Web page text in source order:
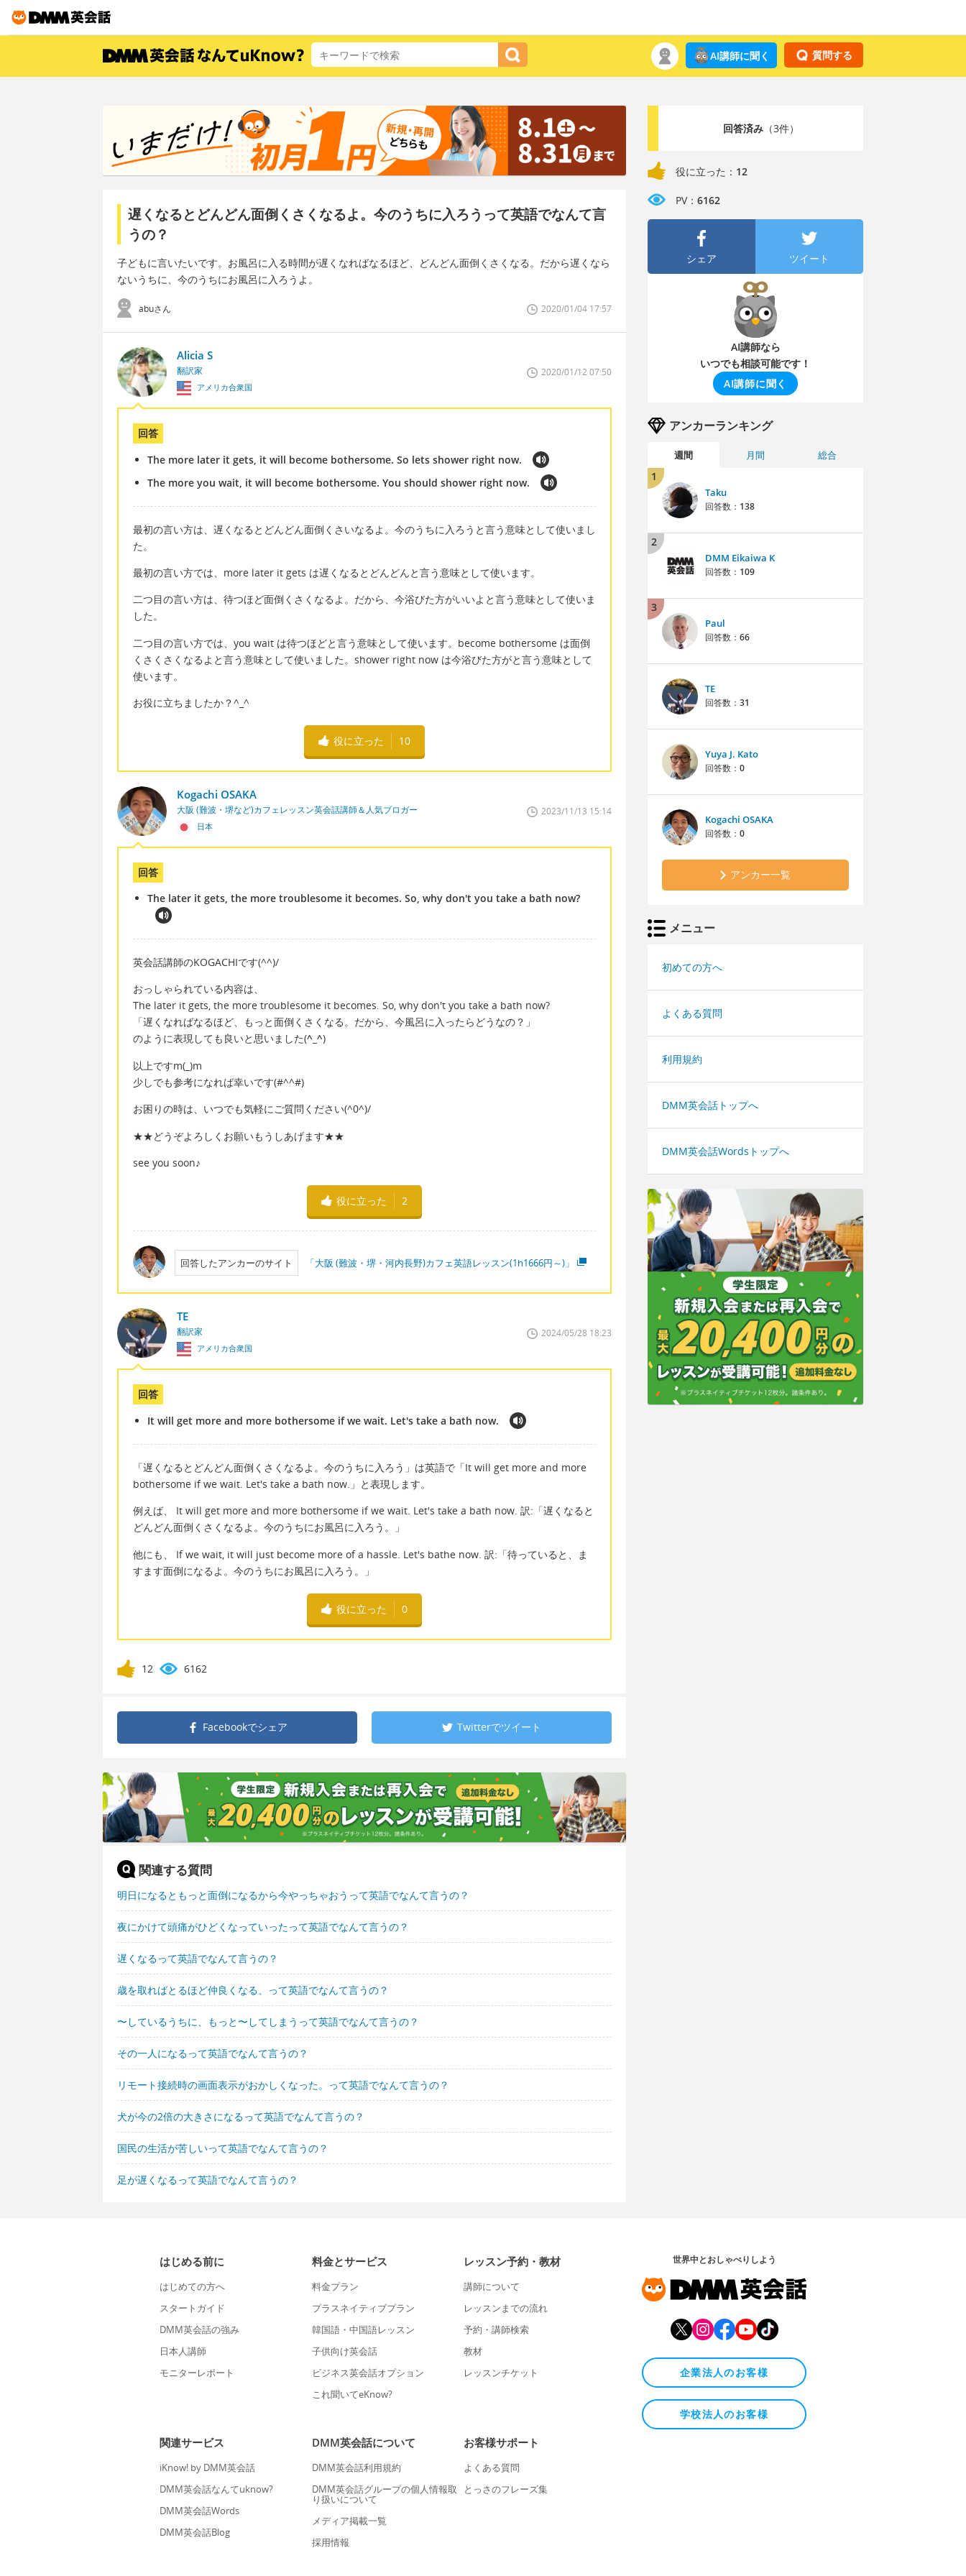
質問する
AI講師に聞く
遅くなるとどんどん面倒くさくなるよ。今のうちに入ろうって英語でなんて言
うの？
子どもに言いたいです。お風呂に入る時間が遅くなればなるほど、どんどん面倒くさくなる。だから遅くなら
ないうちに、今のうちにお風呂に入ろうよ。
abuさん 2020/01/04 17:57
Alicia S
翻訳家
アメリカ合衆国
2020/01/12 07:50
回答
The more later it gets, it will become bothersome. So lets shower right now.
The more you wait, it will become bothersome. You should shower right now.
最初の言い方は、遅くなるとどんどん面倒くさいなるよ。今のうちに入ろうと言う意味として使いまし
た。
最初の言い方では、more later it gets は遅くなるとどんどんと言う意味として使います。
二つ目の言い方は、待つほど面倒くさくなるよ。だから、今浴びた方がいいよと言う意味として使いま
した。
二つ目の言い方では、you wait は待つほどと言う意味として使います。become bothersome は面倒
くさくさくなるよと言う意味として使いました。shower right now は今浴びた方がと言う意味として
使います。
お役に立ちましたか？^_^
役に立った 10
Kogachi OSAKA
大阪 (難波・堺など)カフェレッスン英会話講師＆人気ブロガー
日本
2023/11/13 15:14
回答
The later it gets, the more troublesome it becomes. So, why don't you take a bath now?
英会話講師のKOGACHIです(^^)/
おっしゃられている内容は、
The later it gets, the more troublesome it becomes. So, why don't you take a bath now?
「遅くなればなるほど、もっと面倒くさくなる。だから、今風呂に入ったらどうなの？」
のように表現しても良いと思いました(^_^)
以上ですm(_)m
少しでも参考になれば幸いです(#^^#)
お困りの時は、いつでも気軽にご質問ください(^0^)/
★★どうぞよろしくお願いもうしあげます★★
see you soon♪
役に立った 2
回答したアンカーのサイト 「大阪 (難波・堺・河内長野)カフェ英語レッスン(1h1666円～)」
TE
翻訳家
アメリカ合衆国
2024/05/28 18:23
回答
It will get more and more bothersome if we wait. Let's take a bath now.
「遅くなるとどんどん面倒くさくなるよ。今のうちに入ろう」は英語で「It will get more and more
bothersome if we wait. Let's take a bath now.」と表現します。
例えば、 It will get more and more bothersome if we wait. Let's take a bath now. 訳:「遅くなると
どんどん面倒くさくなるよ。今のうちにお風呂に入ろう。」
他にも、 If we wait, it will just become more of a hassle. Let's bathe now. 訳:「待っていると、ま
すます面倒になるよ。今のうちにお風呂に入ろう。」
役に立った 0
12 6162
Facebookでシェア Twitterでツイート
関連する質問
明日になるともっと面倒になるから今やっちゃおうって英語でなんて言うの？
夜にかけて頭痛がひどくなっていったって英語でなんて言うの？
遅くなるって英語でなんて言うの？
歳を取ればとるほど仲良くなる、って英語でなんて言うの？
〜しているうちに、もっと〜してしまうって英語でなんて言うの？
その一人になるって英語でなんて言うの？
リモート接続時の画面表示がおかしくなった。って英語でなんて言うの？
犬が今の2倍の大きさになるって英語でなんて言うの？
国民の生活が苦しいって英語でなんて言うの？
足が遅くなるって英語でなんて言うの？
回答済み（3件）
役に立った： 12
PV： 6162
シェア ツイート
AI講師なら
いつでも相談可能です！
AI講師に聞く
アンカーランキング
週間 月間 総合
1
Taku
回答数： 138
2
DMM Eikaiwa K
回答数： 109
3
Paul
回答数： 66
TE
回答数： 31
Yuya J. Kato
回答数： 0
Kogachi OSAKA
回答数： 0
アンカー一覧
メニュー
初めての方へ
よくある質問
利用規約
DMM英会話トップへ
DMM英会話Wordsトップへ
はじめる前に
はじめての方へ
スタートガイド
DMM英会話の強み
日本人講師
モニターレポート
料金とサービス
料金プラン
プラスネイティブプラン
韓国語・中国語レッスン
子供向け英会話
ビジネス英会話オプション
これ聞いてeKnow?
レッスン予約・教材
講師について
レッスンまでの流れ
予約・講師検索
教材
レッスンチケット
関連サービス
iKnow! by DMM英会話
DMM英会話なんてuknow?
DMM英会話Words
DMM英会話Blog
DMM英会話について
DMM英会話利用規約
DMM英会話グループの個人情報取
り扱いについて
メディア掲載一覧
採用情報
お客様サポート
よくある質問
とっさのフレーズ集
世界中とおしゃべりしよう
企業法人のお客様
学校法人のお客様